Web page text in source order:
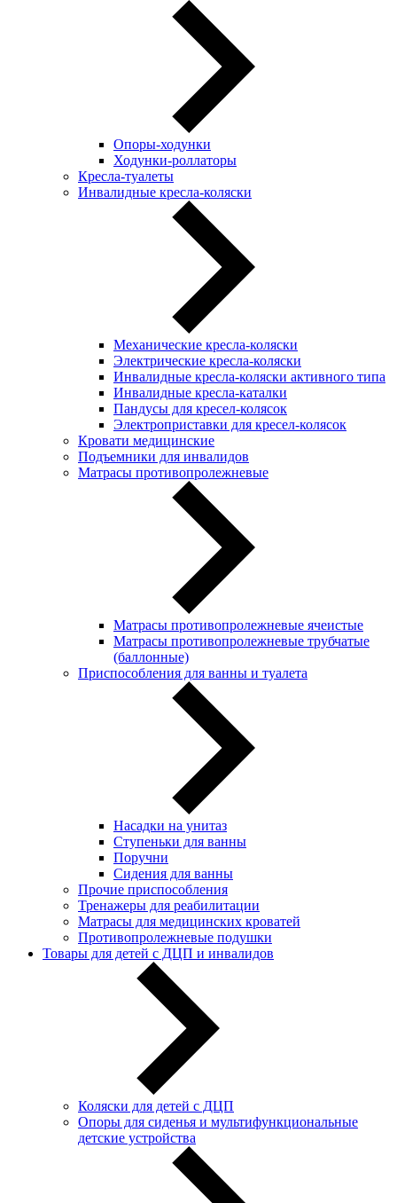
Опоры-ходунки
Ходунки-роллаторы
Кресла-туалеты
Инвалидные кресла-коляски
Механические кресла-коляски
Электрические кресла-коляски
Инвалидные кресла-коляски активного типа
Инвалидные кресла-каталки
Пандусы для кресел-колясок
Электроприставки для кресел-колясок
Кровати медицинские
Подъемники для инвалидов
Матрасы противопролежневые
Матрасы противопролежневые ячеистые
Матрасы противопролежневые трубчатые
(баллонные)
Приспособления для ванны и туалета
Насадки на унитаз
Ступеньки для ванны
Поручни
Сидения для ванны
Прочие приспособления
Тренажеры для реабилитации
Матрасы для медицинских кроватей
Противопролежневые подушки
Товары для детей с ДЦП и инвалидов
Коляски для детей с ДЦП
Опоры для сиденья и мультифункциональные
детские устройства